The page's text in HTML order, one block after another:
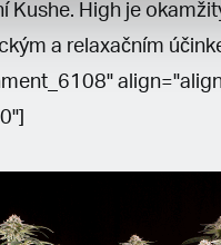
Kushe. High je
a relaxačním